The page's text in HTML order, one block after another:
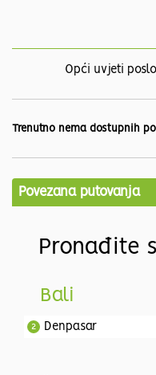
Opći uvjeti
Trenutno nema dostupnih
Povezana putovanja
Pronađite
Bali
Denpasar
2